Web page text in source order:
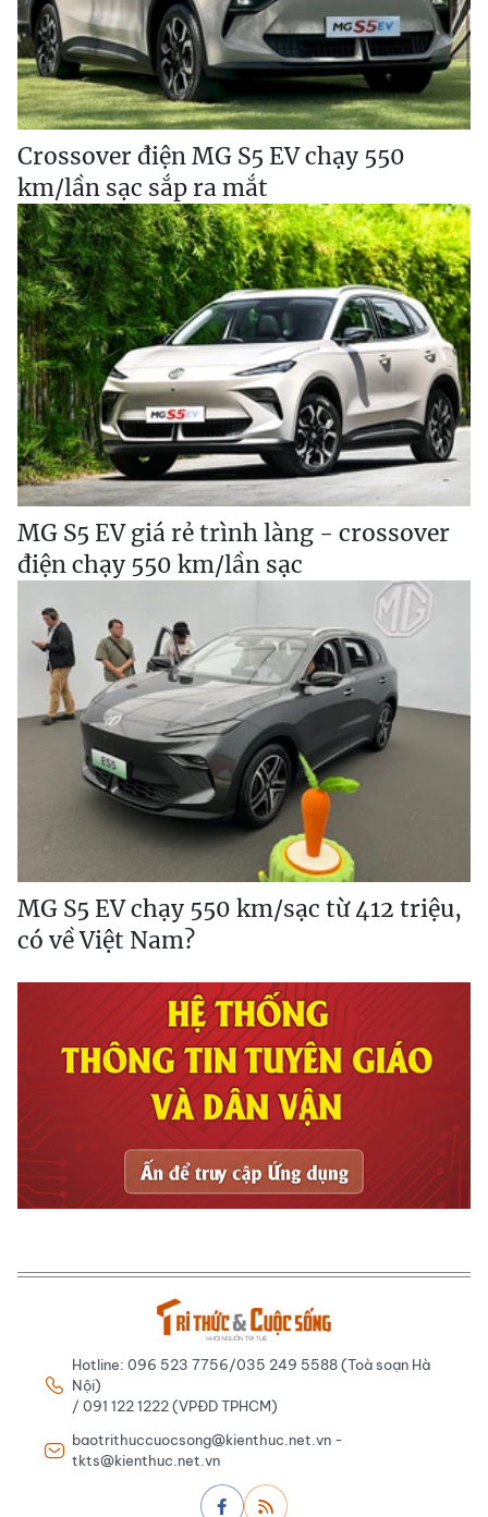
Crossover điện MG S5 EV chạy 550
km/lần sạc sắp ra mắt
MG S5 EV giá rẻ trình làng - crossover
điện chạy 550 km/lần sạc
MG S5 EV chạy 550 km/sạc từ 412 triệu,
có về Việt Nam?
Hotline: 096 523 7756/035 249 5588 (Toà soạn Hà
Nội)
/ 091 122 1222 (VPĐD TPHCM)
baotrithuccuocsong@kienthuc.net.vn -
tkts@kienthuc.net.vn